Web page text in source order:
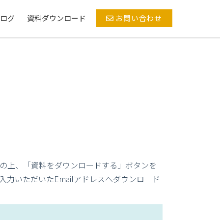
グ 資料ダウンロード お問い合わせ
上、「資料をダウンロードする」ボタンを
力いただいたEmailアドレスへダウンロード